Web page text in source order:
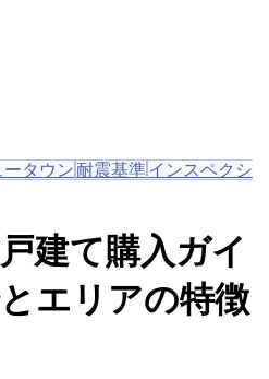
ータウン耐震基準インスペクシ
建て購入ガイ
エリアの特徴